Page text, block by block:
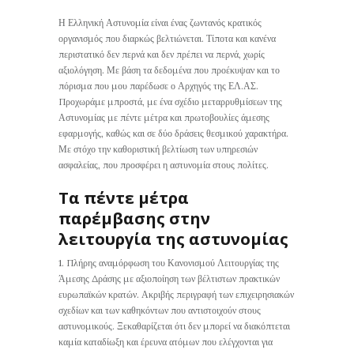
Η Ελληνική Αστυνομία είναι ένας ζωντανός κρατικός
οργανισμός που διαρκώς βελτιώνεται. Τίποτα και κανένα
περιστατικό δεν περνά και δεν πρέπει να περνά, χωρίς
αξιολόγηση. Με βάση τα δεδομένα που προέκυψαν και το
πόρισμα που μου παρέδωσε ο Αρχηγός της ΕΛ.ΑΣ.
Προχωράμε μπροστά, με ένα σχέδιο μεταρρυθμίσεων της
Αστυνομίας με πέντε μέτρα και πρωτοβουλίες άμεσης
εφαρμογής, καθώς και σε δύο δράσεις θεσμικού χαρακτήρα.
Με στόχο την καθοριστική βελτίωση των υπηρεσιών
ασφαλείας, που προσφέρει η αστυνομία στους πολίτες.
Τα πέντε μέτρα
παρέμβασης στην
λειτουργία της αστυνομίας
1. Πλήρης αναμόρφωση του Κανονισμού Λειτουργίας της
Άμεσης Δράσης με αξιοποίηση των βέλτιστων πρακτικών
ευρωπαϊκών κρατών. Ακριβής περιγραφή των επιχειρησιακών
σχεδίων και των καθηκόντων που αντιστοιχούν στους
αστυνομικούς. Ξεκαθαρίζεται ότι δεν μπορεί να διακόπτεται
καμία καταδίωξη και έρευνα ατόμων που ελέγχονται για